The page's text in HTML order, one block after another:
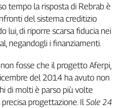
tempo la risposta di Rebrab è
del sistema creditizio
lui, di riporre scarsa fiducia nei
negandogli i finanziamenti.
non fosse che il progetto Aferpi,
del 2014 ha avuto non
di molti è parso più volte
progettazione. IlSole 24